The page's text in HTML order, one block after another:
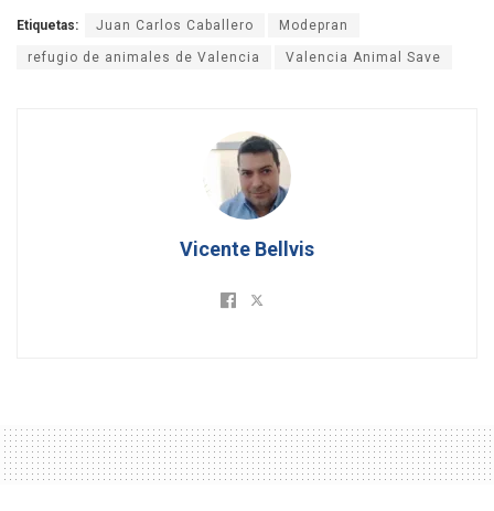
Etiquetas: Juan Carlos Caballero Modepran
refugio de animales de Valencia Valencia Animal Save
Vicente Bellvis